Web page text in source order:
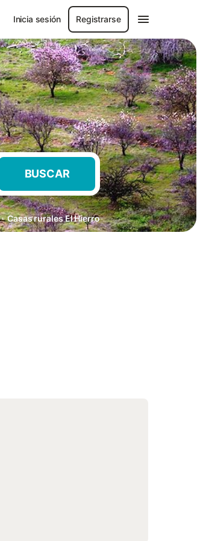
Inicia sesión Registrarse
BUSCAR
· Casas rurales El Hierro